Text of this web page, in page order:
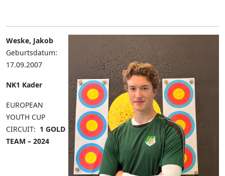
Weske, Jakob
Geburtsdatum:
17.09.2007
NK1 Kader
EUROPEAN
YOUTH CUP
CIRCUIT: 1 GOLD
TEAM – 2024